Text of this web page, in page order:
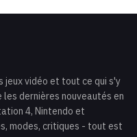
jeux vidéo et tout ce qui s'y
dernières nouveautés en
4, Nintendo et
modes, critiques - tout est